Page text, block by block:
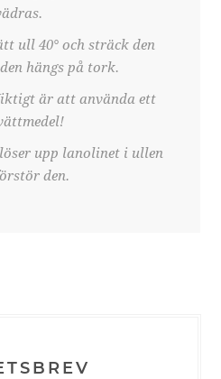
ull 40° och sträck den
hängs på tork.
är att använda ett
upp lanolinet i ullen
den.